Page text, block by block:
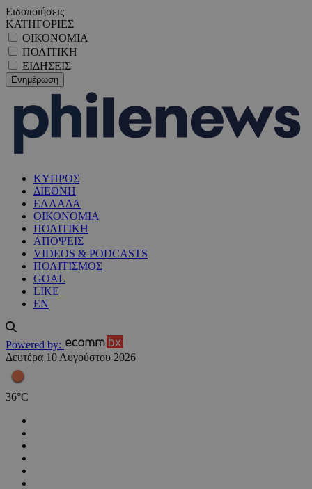
Ειδοποιήσεις
ΚΑΤΗΓΟΡΙΕΣ
ΟΙΚΟΝΟΜΙΑ
ΠΟΛΙΤΙΚΗ
ΕΙΔΗΣΕΙΣ
ΚΥΠΡΟΣ
ΔΙΕΘΝΗ
ΕΛΛΑΔΑ
ΟΙΚΟΝΟΜΙΑ
ΠΟΛΙΤΙΚΗ
ΑΠΟΨΕΙΣ
VIDEOS & PODCASTS
ΠΟΛΙΤΙΣΜΟΣ
GOAL
LIKE
EN
Powered by:
Δευτέρα 10 Αυγούστου 2026
36°C